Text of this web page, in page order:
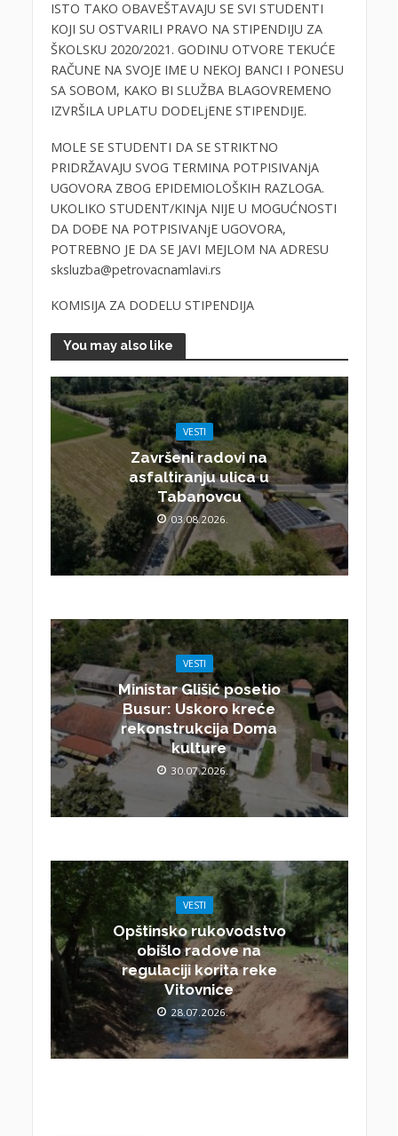
ISTO TAKO OBAVEŠTAVAJU SE SVI STUDENTI
KOJI SU OSTVARILI PRAVO NA STIPENDIJU ZA
ŠKOLSKU 2020/2021. GODINU OTVORE TEKUĆE
RAČUNE NA SVOJE IME U NEKOJ BANCI I PONESU
SA SOBOM, KAKO BI SLUŽBA BLAGOVREMENO
IZVRŠILA UPLATU DODELjENE STIPENDIJE.
MOLE SE STUDENTI DA SE STRIKTNO
PRIDRŽAVAJU SVOG TERMINA POTPISIVANjA
UGOVORA ZBOG EPIDEMIOLOŠKIH RAZLOGA.
UKOLIKO STUDENT/KINjA NIJE U MOGUĆNOSTI
DA DOĐE NA POTPISIVANjE UGOVORA,
POTREBNO JE DA SE JAVI MEJLOM NA ADRESU
sksluzba@petrovacnamlavi.rs
KOMISIJA ZA DODELU STIPENDIJA
You may also like
VESTI
Završeni radovi na
asfaltiranju ulica u
Tabanovcu
03.08.2026.
VESTI
Ministar Glišić posetio
Busur: Uskoro kreće
rekonstrukcija Doma
kulture
30.07.2026.
VESTI
Opštinsko rukovodstvo
obišlo radove na
regulaciji korita reke
Vitovnice
28.07.2026.